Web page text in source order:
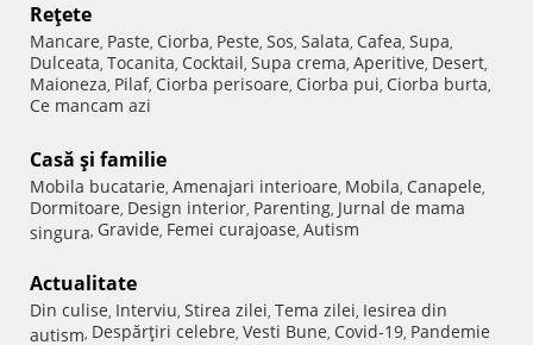
Reţete
Mancare, Paste, Ciorba, Peste, Sos, Salata, Cafea, Supa,
Dulceata, Tocanita, Cocktail, Supa crema, Aperitive, Desert,
Maioneza, Pilaf, Ciorba perisoare, Ciorba pui, Ciorba burta,
Ce mancam azi
Casă şi familie
Mobila bucatarie, Amenajari interioare, Mobila, Canapele,
Dormitoare, Design interior, Parenting, Jurnal de mama
singura, Gravide, Femei curajoase, Autism
Actualitate
Din culise, Interviu, Stirea zilei, Tema zilei, Iesirea din
autism, Despărţiri celebre, Vesti Bune, Covid-19, Pandemie